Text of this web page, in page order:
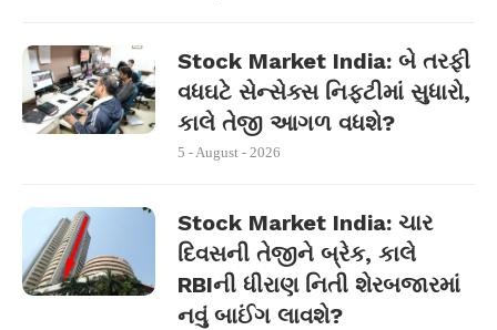
Stock Market India: બે તરફી
વધઘટે સેન્સેક્સ નિફ્ટીમાં સુધારો,
કાલે તેજી આગળ વધશે?
5 - August - 2026
Stock Market India: ચાર
દિવસની તેજીને બ્રેક, કાલે
RBIની ધીરાણ નિતી શેરબજારમાં
નવું બાઈંગ લાવશે?